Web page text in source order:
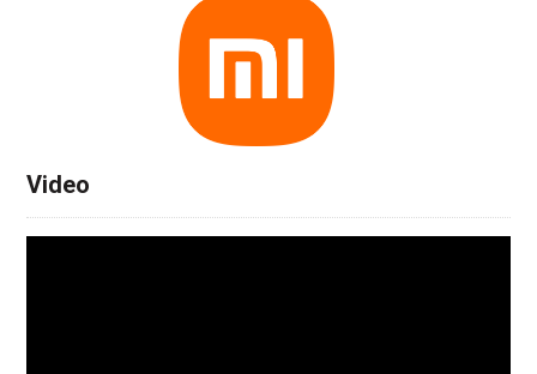
Video